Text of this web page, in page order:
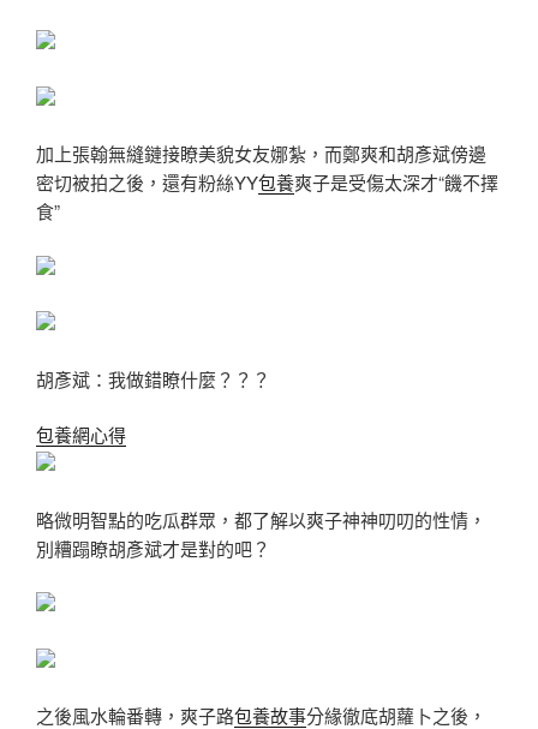
加上張翰無縫鏈接瞭美貌女友娜紮，而鄭爽和胡彥斌傍邊
密切被拍之後，還有粉絲YY包養爽子是受傷太深才“饑不擇
食”
胡彥斌：我做錯瞭什麼？？？
包養網心得
略微明智點的吃瓜群眾，都了解以爽子神神叨叨的性情，
別糟蹋瞭胡彥斌才是對的吧？
之後風水輪番轉，爽子路包養故事分緣徹底胡蘿卜之後，